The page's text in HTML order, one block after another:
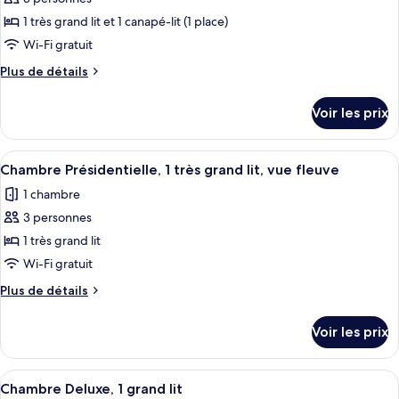
lits
(Family)
pour
ce
type
de
Suite,
chambre
1 très grand lit et 1 canapé-lit (1 place)
Wi-Fi gratuit
Plus de détails
Plus
le
type
de
Suite,
Voir les prix
Afficher
toutes
les
photos
pour
ce
type
de
Chambre
Présidentielle,
1
Une chambre d’hôtel moderne
14
Chambre Présidentielle, 1 très grand lit, vue fleuve
1 chambre
3 personnes
1 très grand lit
Wi-Fi gratuit
Plus de détails
Plus
le
type
de
Voir les prix
Afficher
Une chambre d’hôtel moderne,
8
Chambre Deluxe, 1 grand lit